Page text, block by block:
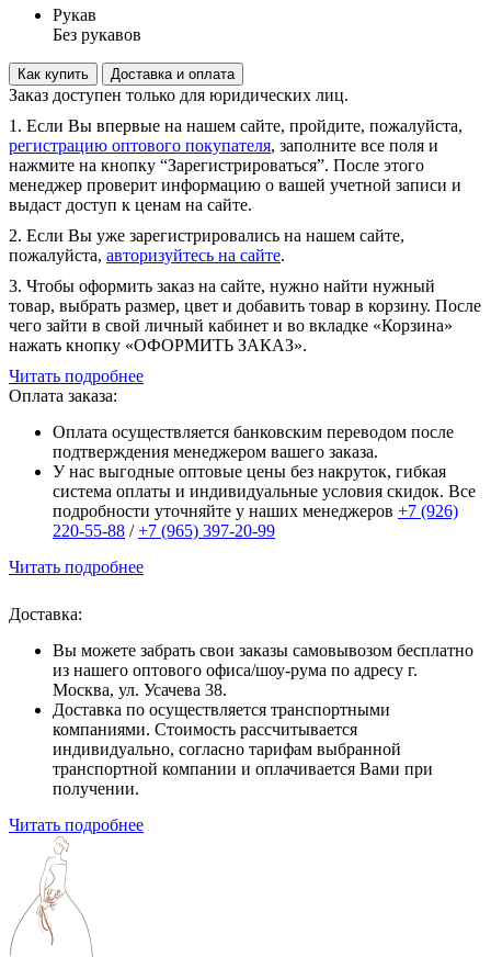
Рукав
Без рукавов
Как купить Доставка и оплата
Заказ доступен только для юридических лиц.
1. Если Вы впервые на нашем сайте, пройдите, пожалуйста,
регистрацию оптового покупателя, заполните все поля и
нажмите на кнопку “Зарегистрироваться”. После этого
менеджер проверит информацию о вашей учетной записи и
выдаст доступ к ценам на сайте.
2. Если Вы уже зарегистрировались на нашем сайте,
пожалуйста, авторизуйтесь на сайте.
3. Чтобы оформить заказ на сайте, нужно найти нужный
товар, выбрать размер, цвет и добавить товар в корзину. После
чего зайти в свой личный кабинет и во вкладке «Корзина»
нажать кнопку «ОФОРМИТЬ ЗАКАЗ».
Читать подробнее
Оплата заказа:
Оплата осуществляется банковским переводом после
подтверждения менеджером вашего заказа.
У нас выгодные оптовые цены без накруток, гибкая
система оплаты и индивидуальные условия скидок. Все
подробности уточняйте у наших менеджеров +7 (926)
220-55-88 /+7 (965) 397-20-99
Читать подробнее
Доставка:
Вы можете забрать свои заказы самовывозом бесплатно
из нашего оптового офиса/шоу-рума по адресу г.
Москва, ул. Усачева 38.
Доставка по осуществляется транспортными
компаниями. Стоимость рассчитывается
индивидуально, согласно тарифам выбранной
транспортной компании и оплачивается Вами при
получении.
Читать подробнее